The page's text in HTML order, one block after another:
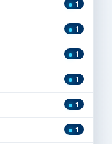
1
1
1
1
1
1